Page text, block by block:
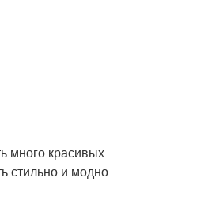
много красивых
стильно и модно